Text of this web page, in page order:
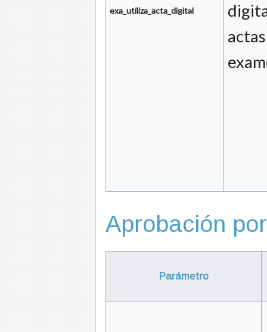
exa_utiliza_acta_digital
Aprobación
Parámetro